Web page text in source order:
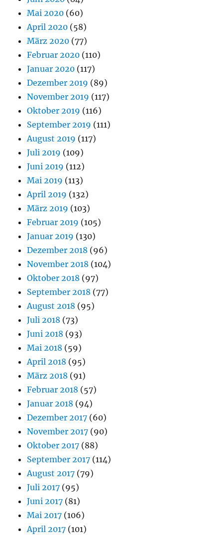
Mai 2020 (60)
April 2020 (58)
März 2020 (77)
Februar 2020 (110)
Januar 2020 (117)
Dezember 2019 (89)
November 2019 (117)
Oktober 2019 (116)
September 2019 (111)
August 2019 (117)
Juli 2019 (109)
Juni 2019 (112)
Mai 2019 (113)
April 2019 (132)
März 2019 (103)
Februar 2019 (105)
Januar 2019 (130)
Dezember 2018 (96)
November 2018 (104)
Oktober 2018 (97)
September 2018 (77)
August 2018 (95)
Juli 2018 (73)
Juni 2018 (93)
Mai 2018 (59)
April 2018 (95)
März 2018 (91)
Februar 2018 (57)
Januar 2018 (94)
Dezember 2017 (60)
November 2017 (90)
Oktober 2017 (88)
September 2017 (114)
August 2017 (79)
Juli 2017 (95)
Juni 2017 (81)
Mai 2017 (106)
April 2017 (101)